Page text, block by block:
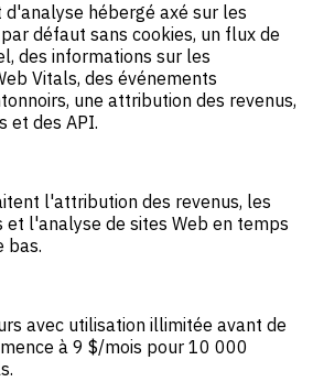
hébergé axé sur les
défaut sans cookies, un flux de
des informations sur les
Vitals, des événements
une attribution des revenus,
et des API.
l'attribution des revenus, les
et l'analyse de sites Web en temps
bas.
avec utilisation illimitée avant de
à 9 $/mois pour 10 000